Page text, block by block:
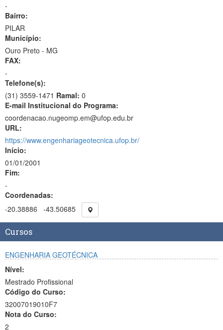
-
Bairro:
PILAR
Município:
Ouro Preto - MG
FAX:
-
Telefone(s):
(31) 3559-1471 Ramal: 0
E-mail Institucional do Programa:
coordenacao.nugeomp.em@ufop.edu.br
URL:
https://www.engenhariageotecnica.ufop.br/
Início:
01/01/2001
Fim:
-
Coordenadas:
-20.38886
-43.50685
Cursos
ENGENHARIA GEOTÉCNICA
Nível:
Mestrado Profissional
Código do Curso:
32007019010F7
Nota do Curso:
2